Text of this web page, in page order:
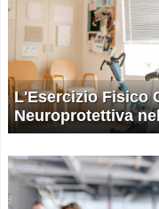
L'Esercizio Fisico
Neuroprotettiva